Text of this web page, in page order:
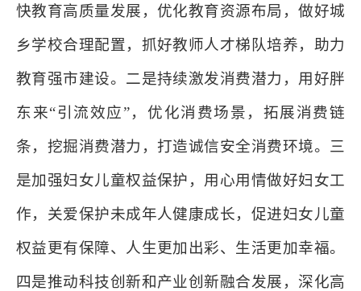
快教育高质量发展，优化教育资源布局，做好城
乡学校合理配置，抓好教师人才梯队培养，助力
教育强市建设。二是持续激发消费潜力，用好胖
东来“引流效应”，优化消费场景，拓展消费链
条，挖掘消费潜力，打造诚信安全消费环境。三
是加强妇女儿童权益保护，用心用情做好妇女工
作，关爱保护未成年人健康成长，促进妇女儿童
权益更有保障、人生更加出彩、生活更加幸福。
四是推动科技创新和产业创新融合发展，深化高